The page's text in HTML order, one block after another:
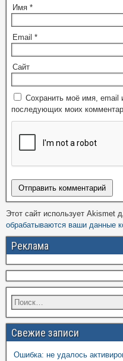
Имя *
Email *
Сайт
Сохранить моё имя, email
последующих моих
Этот сайт использует Akismet
обрабатываются ваши данные
Реклама
Свежие записи
Ошибка: не удалось